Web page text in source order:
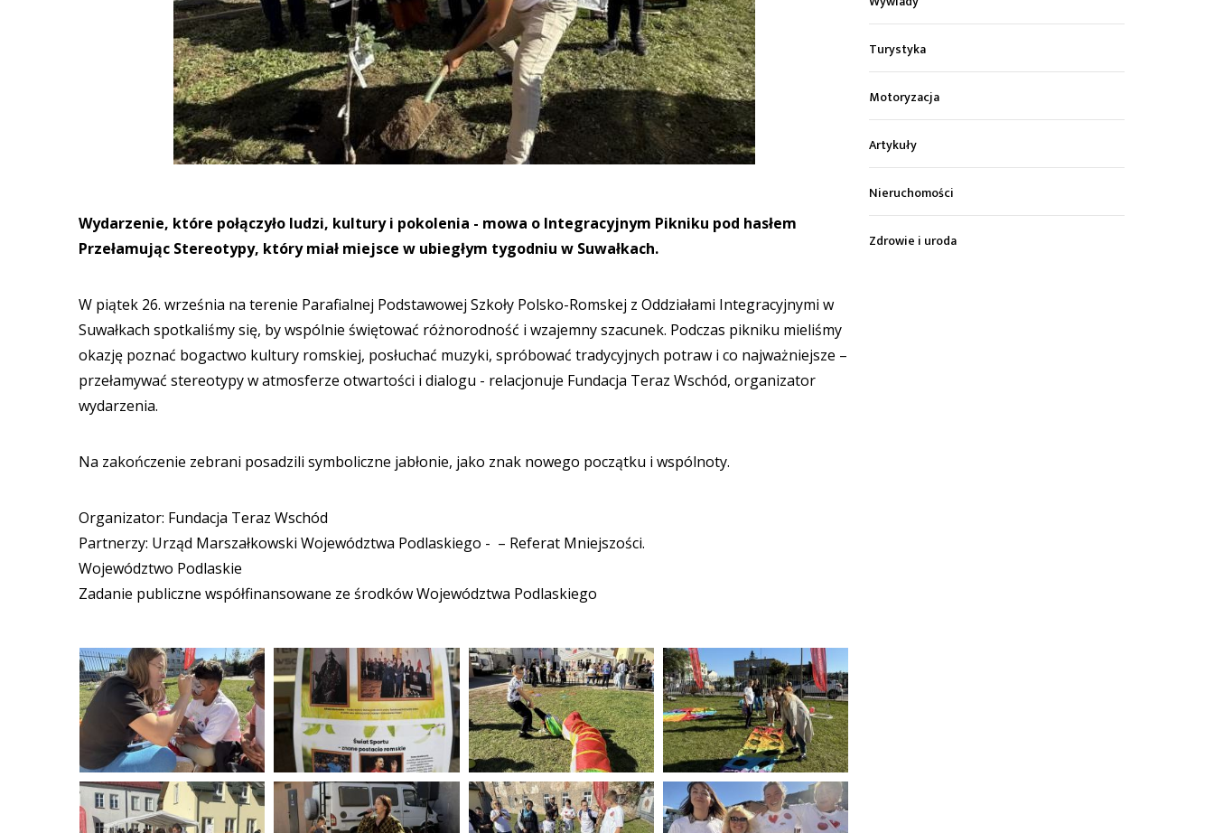
Wydarzenie, które połączyło ludzi, kultury i pokolenia - mowa o Integracyjnym Pikniku pod hasłem
Przełamując Stereotypy, który miał miejsce w ubiegłym tygodniu w Suwałkach.
W piątek 26. września na terenie Parafialnej Podstawowej Szkoły Polsko-Romskej z Oddziałami Integracyjnymi w
Suwałkach spotkaliśmy się, by wspólnie świętować różnorodność i wzajemny szacunek. Podczas pikniku mieliśmy
okazję poznać bogactwo kultury romskiej, posłuchać muzyki, spróbować tradycyjnych potraw i co najważniejsze –
przełamywać stereotypy w atmosferze otwartości i dialogu - relacjonuje Fundacja Teraz Wschód, organizator
wydarzenia.
Na zakończenie zebrani posadzili symboliczne jabłonie, jako znak nowego początku i wspólnoty.
Organizator: Fundacja Teraz Wschód
Partnerzy: Urząd Marszałkowski Województwa Podlaskiego - – Referat Mniejszości.
Województwo Podlaskie
Zadanie publiczne współfinansowane ze środków Województwa Podlaskiego
Turystyka
Motoryzacja
Artykuły
Nieruchomości
Zdrowie i uroda